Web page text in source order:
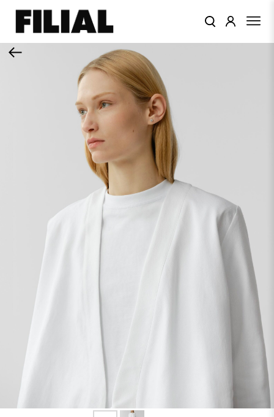
ПОДАРОЧНЫЙ
СЕРТИФИКАТ
ЦВЕТА
КОЛЛЕКЦИИ
ОДЕЖДА